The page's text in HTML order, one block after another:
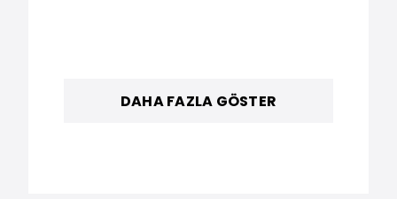
DAHA FAZLA GÖSTER